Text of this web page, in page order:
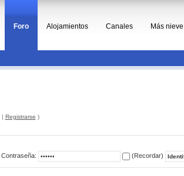
Foro Alojamientos Canales Más nieve
| Registrarse )
Contraseña: (Recordar)